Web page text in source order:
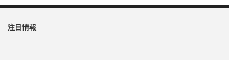
注目情報